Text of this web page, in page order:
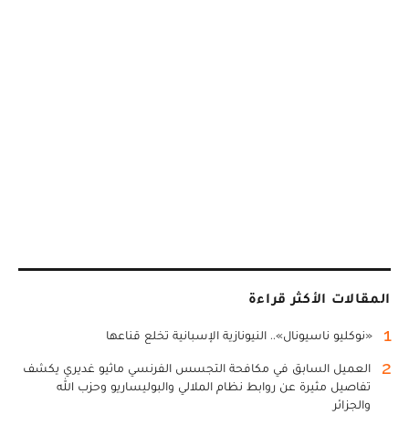
المقالات الأكثر قراءة
1 «نوكليو ناسيونال».. النيونازية الإسبانية تخلع قناعها
2
العميل السابق في مكافحة التجسس الفرنسي ماثيو غديري يكشف
تفاصيل مثيرة عن روابط نظام الملالي والبوليساريو وحزب الله
والجزائر